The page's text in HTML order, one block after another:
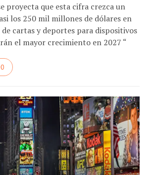
proyecta que esta cifra crezca un
los 250 mil millones de dólares en
de cartas y deportes para dispositivos
el mayor crecimiento en 2027 “